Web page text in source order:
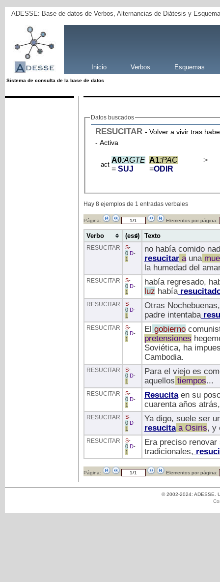
ADESSE: Base de datos de Verbos, Alternancias de Diátesis y
Inicio Verbos Esquemas
Sistema de consulta de la base de datos
Datos buscados
RESUCITAR - Volver a vivir tras
- Activa
act
A0:AGTE
= SUJ
A1:PAC
=ODIR
>
Hay 8 ejemplos de 1 entradas verbales
Página: Elementos por página:
Verbo (ess) Texto
RESUCITAR S-
0 D-
1
no había comido
resucitarauna
la humedad del
RESUCITAR S-
0 D-
1
había regresado,
luz había
RESUCITAR S-
0 D-
1
Otras
padre intentaba
RESUCITAR S-
0 D-
1
El gobierno
pretensiones
Soviética, ha
Cambodia.
RESUCITAR S-
0 D-
1
Para el viejo es
aquellos tiempos...
RESUCITAR S-
0 D-
1
Resucitaen su
cuarenta años
RESUCITAR S-
0 D-
1
Ya digo, suele ser
resucitaaOsiris, y
RESUCITAR S-
0 D-
1
Era preciso
tradicionales,
Página: Elementos por página:
© 2002-2024: ADESSE.